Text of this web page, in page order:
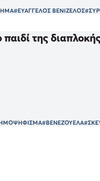
#ΕΥΑΓΓΕΛΟΣ ΒΕΝΙΖΕΛΟΣ
της
#ΒΕΝΕΖΟΥΕΛΑ